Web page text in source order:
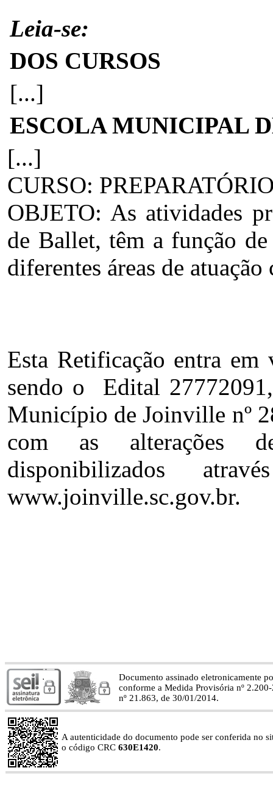
Leia-se:
DOS CURSOS
[...]
ESCOLA MUNICIPAL
[...]
CURSO:
OBJETO: As atividades
de Ballet, têm a função
diferentes áreas de
Esta Retificação entra
sendo o Edital 27772091
Município de Joinville nº
com as alterações
disponibilizados
www.joinville.sc.gov.br.
Documento assinado eletronicamente
conforme a Medida Provisória nº
nº 21.863, de 30/01/2014.
A autenticidade do documento pode ser conferida
o código CRC 630E1420.